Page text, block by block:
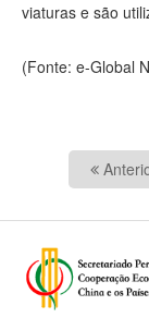
viaturas e são
(Fonte: e-Global